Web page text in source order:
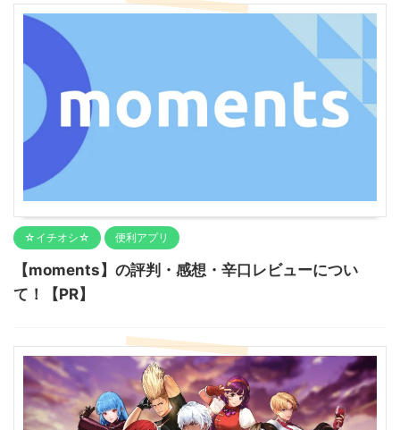
☆イチオシ☆ 便利アプリ
【moments】の評判・感想・辛口レビューについ
て！【PR】